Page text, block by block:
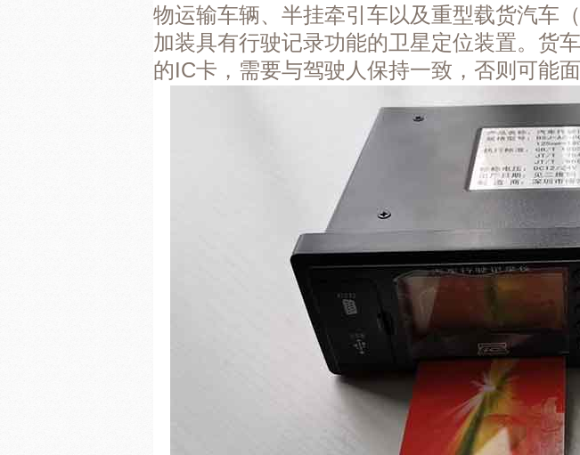
物运输车辆、半挂牵引车以及重型载货汽车
加装具有行驶记录功能的卫星定位装置。货
的IC卡，需要与驾驶人保持一致，否则可能